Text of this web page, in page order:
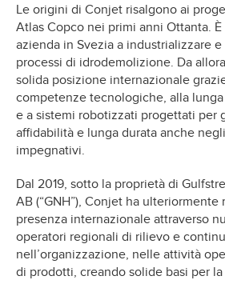
Le origini di Conjet risalgono ai
Atlas Copco nei primi anni Ottanta. È
azienda in Svezia a industrializzare
processi di idrodemolizione. Da
solida posizione internazionale
competenze tecnologiche, alla
e a sistemi robotizzati progettati per
affidabilità e lunga durata anche
impegnativi.
Dal 2019, sotto la proprietà di
AB (“GNH”), Conjet ha ulteriormente
presenza internazionale attraverso
operatori regionali di rilievo e
nell’organizzazione, nelle attività
di prodotti, creando solide basi per